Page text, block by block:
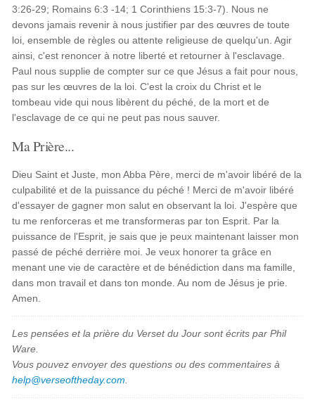
3:26-29; Romains 6:3 -14; 1 Corinthiens 15:3-7). Nous ne
devons jamais revenir à nous justifier par des œuvres de toute
loi, ensemble de règles ou attente religieuse de quelqu'un. Agir
ainsi, c'est renoncer à notre liberté et retourner à l'esclavage.
Paul nous supplie de compter sur ce que Jésus a fait pour nous,
pas sur les œuvres de la loi. C'est la croix du Christ et le
tombeau vide qui nous libèrent du péché, de la mort et de
l'esclavage de ce qui ne peut pas nous sauver.
Ma Prière...
Dieu Saint et Juste, mon Abba Père, merci de m'avoir libéré de la
culpabilité et de la puissance du péché ! Merci de m'avoir libéré
d'essayer de gagner mon salut en observant la loi. J'espère que
tu me renforceras et me transformeras par ton Esprit. Par la
puissance de l'Esprit, je sais que je peux maintenant laisser mon
passé de péché derrière moi. Je veux honorer ta grâce en
menant une vie de caractère et de bénédiction dans ma famille,
dans mon travail et dans ton monde. Au nom de Jésus je prie.
Amen.
Les pensées et la prière du Verset du Jour sont écrits par Phil
Ware.
Vous pouvez envoyer des questions ou des commentaires à
help@verseoftheday.com